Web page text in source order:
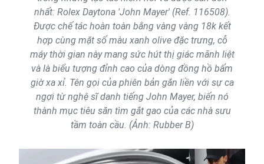
nhất: Rolex Daytona 'John Mayer' (Ref. 116508).
Được chế tác hoàn toàn bằng vàng vàng 18k kết
hợp cùng mặt số màu xanh olive đặc trưng, cỗ
máy thời gian này mang sức hút thị giác mãnh liệt
và là biểu tượng đỉnh cao của dòng đồng hồ bấm
giờ xa xỉ. Tên gọi của phiên bản gắn liền với sự ca
ngợi từ nghệ sĩ danh tiếng John Mayer, biến nó
thành mục tiêu săn tìm gắt gao của các nhà sưu
tầm toàn cầu. (Ảnh: Rubber B)